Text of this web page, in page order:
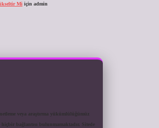
Mi için admin
veya araştırma yükümlülüğümüz
bağlantısı bulunmamaktadır. Sitede